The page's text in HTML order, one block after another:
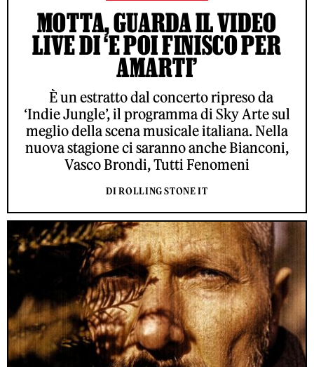
MOTTA, GUARDA IL VIDEO
LIVE DI ‘E POI FINISCO PER
AMARTI’
È un estratto dal concerto ripreso da
‘Indie Jungle’, il programma di Sky Arte sul
meglio della scena musicale italiana. Nella
nuova stagione ci saranno anche Bianconi,
Vasco Brondi, Tutti Fenomeni
DI ROLLING STONE IT